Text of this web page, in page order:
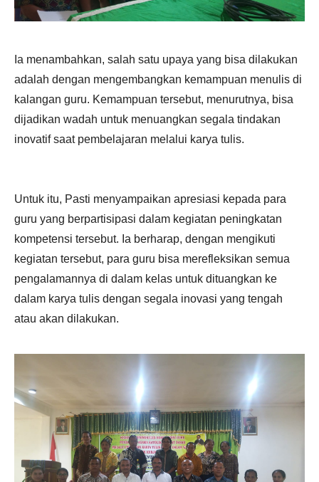
Ia menambahkan, salah satu upaya yang bisa dilakukan
adalah dengan mengembangkan kemampuan menulis di
kalangan guru. Kemampuan tersebut, menurutnya, bisa
dijadikan wadah untuk menuangkan segala tindakan
inovatif saat pembelajaran melalui karya tulis.
Untuk itu, Pasti menyampaikan apresiasi kepada para
guru yang berpartisipasi dalam kegiatan peningkatan
kompetensi tersebut. Ia berharap, dengan mengikuti
kegiatan tersebut, para guru bisa merefleksikan semua
pengalamannya di dalam kelas untuk dituangkan ke
dalam karya tulis dengan segala inovasi yang tengah
atau akan dilakukan.